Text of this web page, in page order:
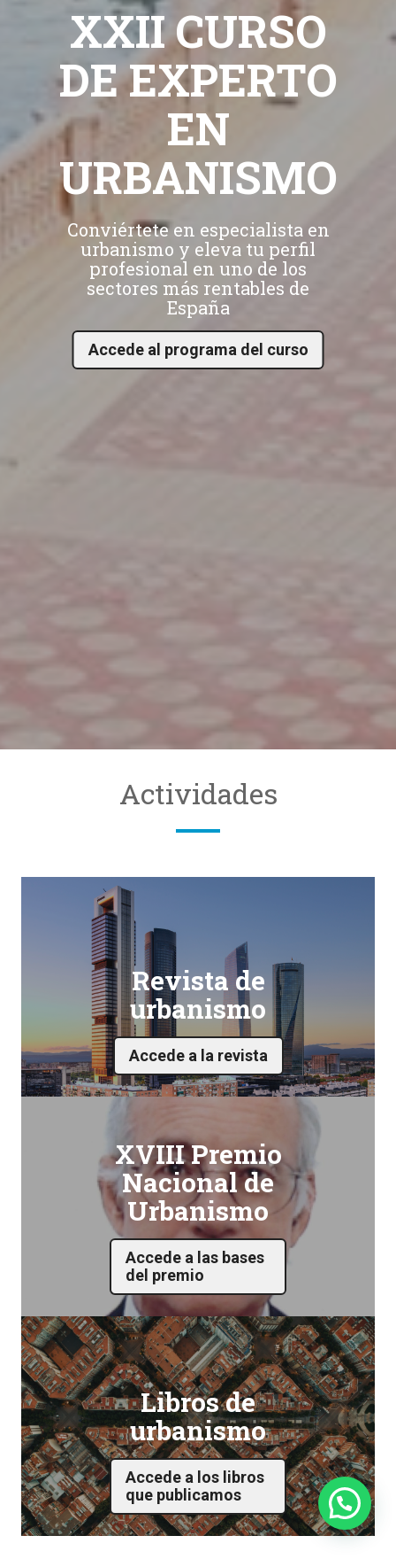
XXII CURSO
DE EXPERTO
EN
URBANISMO
Conviértete en especialista en
urbanismo y eleva tu perfil
profesional en uno de los
sectores más rentables de
España
Accede al programa del curso
Actividades
Revista de
urbanismo
Accede a la revista
XVIII Premio
Nacional de
Urbanismo
Accede a las bases
del premio
Libros de
urbanismo
Accede a los libros
que publicamos